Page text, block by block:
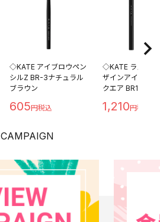
◇KATE アイブロウペン
シルZ BR-3ナチュラル
ブラウン
605
◇KATE ラスティ
ザインアイブロ
クエア BR1
1,210
CAMPAIGN